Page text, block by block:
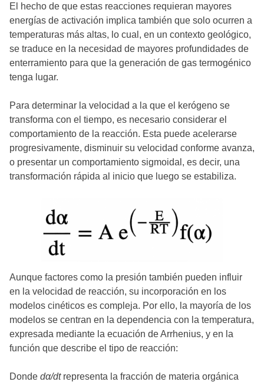
El hecho de que estas reacciones requieran mayores
energías de activación implica también que solo ocurren a
temperaturas más altas, lo cual, en un contexto geológico,
se traduce en la necesidad de mayores profundidades de
enterramiento para que la generación de gas termogénico
tenga lugar.
Para determinar la velocidad a la que el kerógeno se
transforma con el tiempo, es necesario considerar el
comportamiento de la reacción. Esta puede acelerarse
progresivamente, disminuir su velocidad conforme avanza,
o presentar un comportamiento sigmoidal, es decir, una
transformación rápida al inicio que luego se estabiliza.
Aunque factores como la presión también pueden influir
en la velocidad de reacción, su incorporación en los
modelos cinéticos es compleja. Por ello, la mayoría de los
modelos se centran en la dependencia con la temperatura,
expresada mediante la ecuación de Arrhenius, y en la
función que describe el tipo de reacción:
Donde dα/dtrepresenta la fracción de materia orgánica